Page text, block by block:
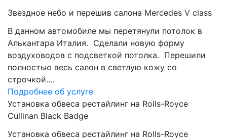
Звездное небо и перешив салона Mercedes V class
В данном автомобиле мы перетянули потолок в
Алькантара Италия. Сделали новую форму
воздуховодов с подсветкой потолка. Перешили
полностью весь салон в светлую кожу со
строчкой….
Подробнее об услуге
Установка обвеса рестайлинг на Rolls-Royce
Cullinan Black Badge
Установка обвеса рестайлинг на Rolls-Royce